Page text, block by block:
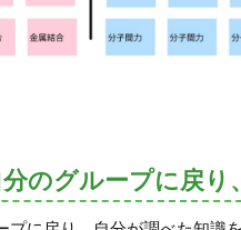
分のグループに戻